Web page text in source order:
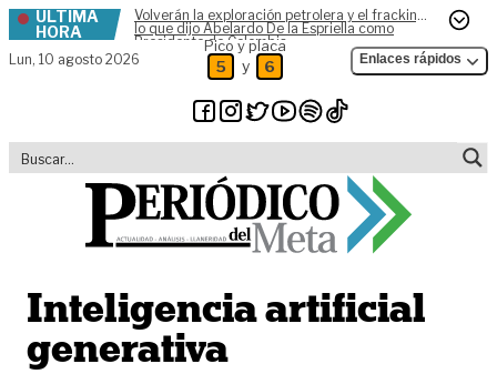
Skip to content
ÚLTIMA
HORA
Volverán la exploración petrolera y el fracking,
lo que dijo Abelardo De la Espriella como
Presidente de Colombia
Lun, 10 agosto 2026
Pico y placa
5 y 6 Enlaces rápidos
Inteligencia artificial
generativa